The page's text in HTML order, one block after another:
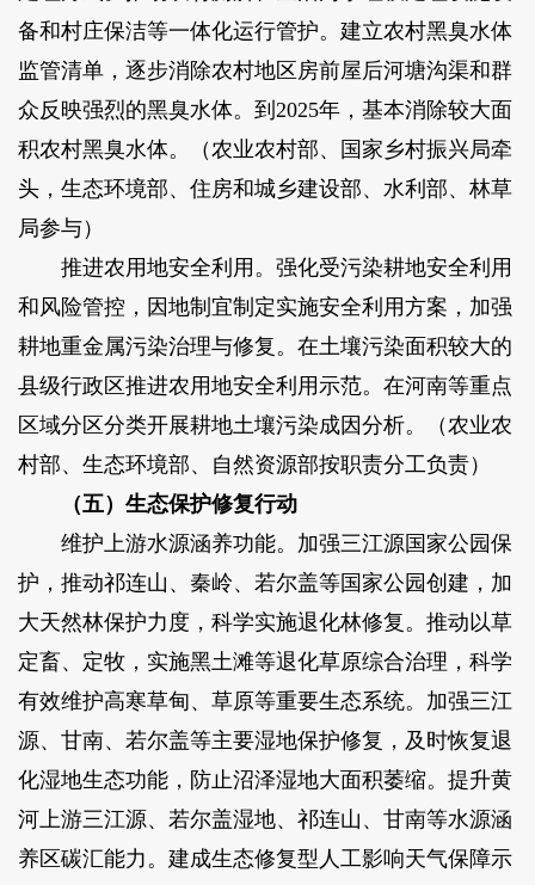
备和村庄保洁等一体化运行管护。建立农村黑臭水体
监管清单，逐步消除农村地区房前屋后河塘沟渠和群
众反映强烈的黑臭水体。到2025年，基本消除较大面
积农村黑臭水体。（农业农村部、国家乡村振兴局牵
头，生态环境部、住房和城乡建设部、水利部、林草
局参与）
推进农用地安全利用。强化受污染耕地安全利用
和风险管控，因地制宜制定实施安全利用方案，加强
耕地重金属污染治理与修复。在土壤污染面积较大的
县级行政区推进农用地安全利用示范。在河南等重点
区域分区分类开展耕地土壤污染成因分析。（农业农
村部、生态环境部、自然资源部按职责分工负责）
（五）生态保护修复行动
维护上游水源涵养功能。加强三江源国家公园保
护，推动祁连山、秦岭、若尔盖等国家公园创建，加
大天然林保护力度，科学实施退化林修复。推动以草
定畜、定牧，实施黑土滩等退化草原综合治理，科学
有效维护高寒草甸、草原等重要生态系统。加强三江
源、甘南、若尔盖等主要湿地保护修复，及时恢复退
化湿地生态功能，防止沼泽湿地大面积萎缩。提升黄
河上游三江源、若尔盖湿地、祁连山、甘南等水源涵
养区碳汇能力。建成生态修复型人工影响天气保障示